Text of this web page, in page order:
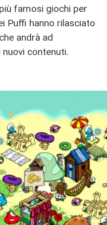
famosi giochi per
Puffi hanno rilasciato
andrà ad
contenuti.